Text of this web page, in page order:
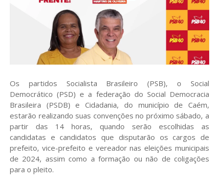
Os partidos Socialista Brasileiro (PSB), o Social
Democrático (PSD) e a federação do Social Democracia
Brasileira (PSDB) e Cidadania, do município de Caém,
estarão realizando suas convenções no próximo sábado, a
partir das 14 horas, quando serão escolhidas as
candidatas e candidatos que disputarão os cargos de
prefeito, vice-prefeito e vereador nas eleições municipais
de 2024, assim como a formação ou não de coligações
para o pleito.